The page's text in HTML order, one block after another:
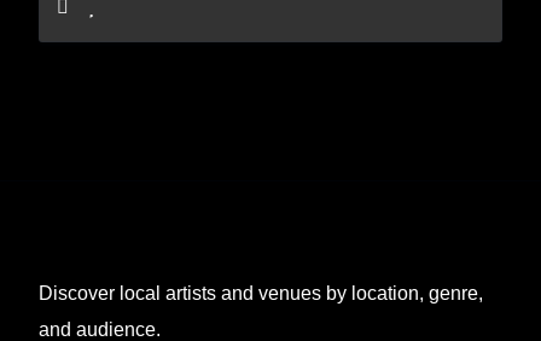
Discover local artists and venues by location, genre,
and audience.